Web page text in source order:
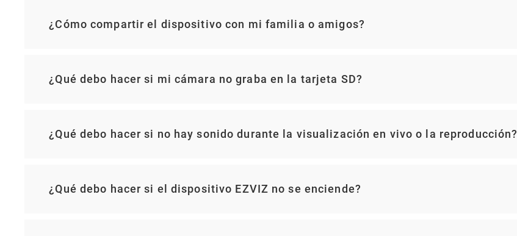
¿Cómo compartir el dispositivo con mi familia o amigos?
¿Qué debo hacer si mi cámara no graba en la tarjeta SD?
¿Qué debo hacer si no hay sonido durante la visualización en vivo o la reproducción?
¿Qué debo hacer si el dispositivo EZVIZ no se enciende?